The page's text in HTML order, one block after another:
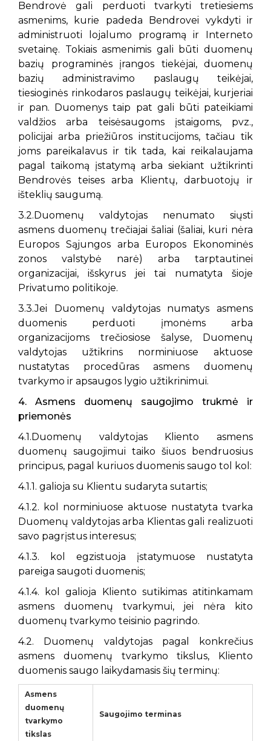
Bendrovė gali perduoti tvarkyti tretiesiems
asmenims, kurie padeda Bendrovei vykdyti ir
administruoti lojalumo programą ir Interneto
svetainę. Tokiais asmenimis gali būti duomenų
bazių programinės įrangos tiekėjai, duomenų
bazių administravimo paslaugų teikėjai,
tiesioginės rinkodaros paslaugų teikėjai, kurjeriai
ir pan. Duomenys taip pat gali būti pateikiami
valdžios arba teisėsaugoms įstaigoms, pvz.,
policijai arba priežiūros institucijoms, tačiau tik
joms pareikalavus ir tik tada, kai reikalaujama
pagal taikomą įstatymą arba siekiant užtikrinti
Bendrovės teises arba Klientų, darbuotojų ir
išteklių saugumą.
3.2.Duomenų valdytojas nenumato siųsti
asmens duomenų trečiajai šaliai (šaliai, kuri nėra
Europos Sąjungos arba Europos Ekonominės
zonos valstybė narė) arba tarptautinei
organizacijai, išskyrus jei tai numatyta šioje
Privatumo politikoje.
3.3.Jei Duomenų valdytojas numatys asmens
duomenis perduoti įmonėms arba
organizacijoms trečiosiose šalyse, Duomenų
valdytojas užtikrins norminiuose aktuose
nustatytas procedūras asmens duomenų
tvarkymo ir apsaugos lygio užtikrinimui.
4. Asmens duomenų saugojimo trukmė ir
priemonės
4.1.Duomenų valdytojas Kliento asmens
duomenų saugojimui taiko šiuos bendruosius
principus, pagal kuriuos duomenis saugo tol kol:
4.1.1. galioja su Klientu sudaryta sutartis;
4.1.2. kol norminiuose aktuose nustatyta tvarka
Duomenų valdytojas arba Klientas gali realizuoti
savo pagrįstus interesus;
4.1.3. kol egzistuoja įstatymuose nustatyta
pareiga saugoti duomenis;
4.1.4. kol galioja Kliento sutikimas atitinkamam
asmens duomenų tvarkymui, jei nėra kito
duomenų tvarkymo teisinio pagrindo.
4.2. Duomenų valdytojas pagal konkrečius
asmens duomenų tvarkymo tikslus, Kliento
duomenis saugo laikydamasis šių terminų:
Asmens
duomenų
tvarkymo
tikslas
Saugojimo terminas